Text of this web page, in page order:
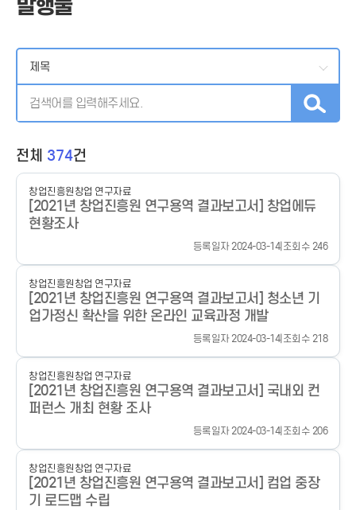
전체 374건
창업진흥원 창업 연구자료
[2021년 창업진흥원 연구용역 결과보고서] 창업에듀
현황조사
등록일자 2024-03-14| 조회수 246
창업진흥원 창업 연구자료
[2021년 창업진흥원 연구용역 결과보고서] 청소년 기
업가정신 확산을 위한 온라인 교육과정 개발
등록일자 2024-03-14| 조회수 218
창업진흥원 창업 연구자료
[2021년 창업진흥원 연구용역 결과보고서] 국내외 컨
퍼런스 개최 현황 조사
등록일자 2024-03-14| 조회수 206
창업진흥원 창업 연구자료
[2021년 창업진흥원 연구용역 결과보고서] 컴업 중장
기 로드맵 수립